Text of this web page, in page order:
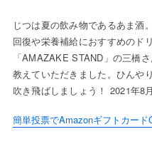
じつは夏の飲み物であるあま酒
回復や栄養補給におすすめのド
「AMAZAKE STAND」の三橋
教えていただきました。ひんや
吹き飛ばしましょう！ 2021年8
簡単投票でAmazonギフトカード